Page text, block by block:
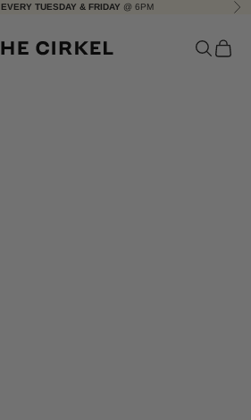
EVERY TUESDAY & FRIDAY @ 6PM
Search
Cart